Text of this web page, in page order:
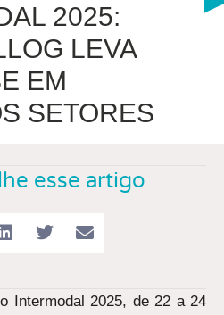
2025:
LEVA
EM
SETORES
esse artigo
Intermodal 2025, de 22 a 24